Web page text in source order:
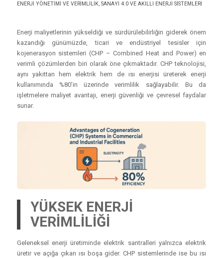
ENERJI YÖNETIMI VE VERIMLILIK, SANAYI 4.0 VE AKILLI ENERJI SISTEMLERI
Enerji maliyetlerinin yükseldiği ve sürdürülebilirliğin giderek önem
kazandığı günümüzde, ticari ve endüstriyel tesisler için
kojenerasyon sistemleri (CHP – Combined Heat and Power) en
verimli çözümlerden biri olarak öne çıkmaktadır. CHP teknolojisi,
aynı yakıttan hem elektrik hem de ısı enerjisi üreterek enerji
kullanımında %80’in üzerinde verimlilik sağlayabilir. Bu da
işletmelere maliyet avantajı, enerji güvenliği ve çevresel faydalar
sunar.
YÜKSEK ENERJİ
VERİMLİLİĞİ
Geleneksel enerji üretiminde elektrik santralleri yalnızca elektrik
üretir ve açığa çıkan ısı boşa gider. CHP sistemlerinde ise bu ısı